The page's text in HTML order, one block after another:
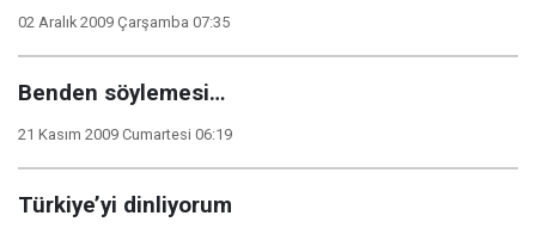
02 Aralık 2009 Çarşamba 07:35
Benden söylemesi…
21 Kasım 2009 Cumartesi 06:19
Türkiye’yi dinliyorum